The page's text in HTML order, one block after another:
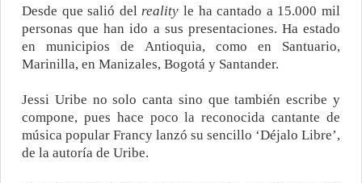
Desde que salió del reality le ha cantado a 15.000 mil
personas que han ido a sus presentaciones. Ha estado
en municipios de Antioquia, como en Santuario,
Marinilla, en Manizales, Bogotá y Santander.
Jessi Uribe no solo canta sino que también escribe y
compone, pues hace poco la reconocida cantante de
música popular Francy lanzó su sencillo ‘Déjalo Libre’,
de la autoría de Uribe.